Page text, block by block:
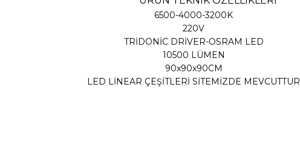
6500-4000-3200K
220V
TRİDONİC DRİVER-OSRAM LED
10500 LÜMEN
90x90x90CM
LED LİNEAR ÇEŞİTLERİ SİTEMİZDE MEVCUTTUR